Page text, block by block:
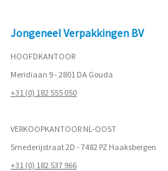
Jongeneel Verpakkingen BV
HOOFDKANTOOR
Meridiaan 9 - 2801 DA Gouda
+31 (0) 182 555 050
VERKOOPKANTOOR NL-OOST
Smederijstraat 2D - 7482 PZ Haaksbergen
+31 (0) 182 537 966